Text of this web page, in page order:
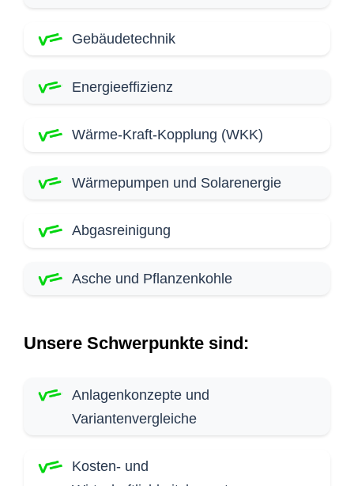
Gebäudetechnik
Energieeffizienz
Wärme-Kraft-Kopplung (WKK)
Wärmepumpen und Solarenergie
Abgasreinigung
Asche und Pflanzenkohle
Unsere Schwerpunkte sind:
Anlagenkonzepte und
Variantenvergleiche
Kosten- und